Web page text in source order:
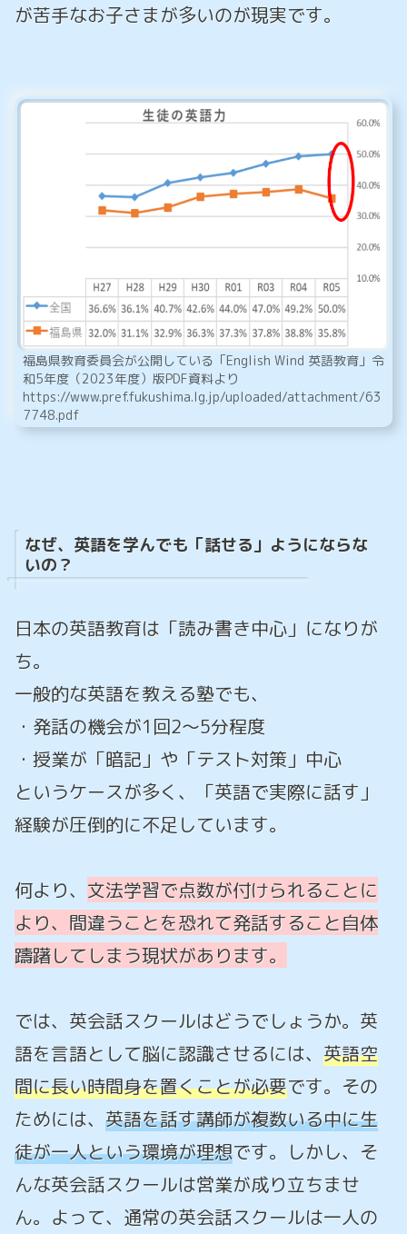
が苦手なお子さまが多いのが現実です。
福島県教育委員会が公開している「English Wind 英語教育」令
和5年度（2023年度）版PDF資料より
https://www.pref.fukushima.lg.jp/uploaded/attachment/63
7748.pdf
なぜ、英語を学んでも「話せる」ようにならな
いの？
日本の英語教育は「読み書き中心」になりが
ち。
一般的な英語を教える塾でも、
・発話の機会が1回2〜5分程度
・授業が「暗記」や「テスト対策」中心
というケースが多く、「英語で実際に話す」
経験が圧倒的に不足しています。
何より、 文法学習で点数が付けられることに
より、間違うことを恐れて発話すること自体
躊躇してしまう現状があります。
では、英会話スクールはどうでしょうか。英
語を言語として脳に認識させるには、 英語空
間に長い時間身を置くことが必要です。その
ためには、 英語を話す講師が複数いる中に生
徒が一人という環境が理想です。しかし、そ
んな英会話スクールは営業が成り立ちませ
ん。よって、通常の英会話スクールは一人の